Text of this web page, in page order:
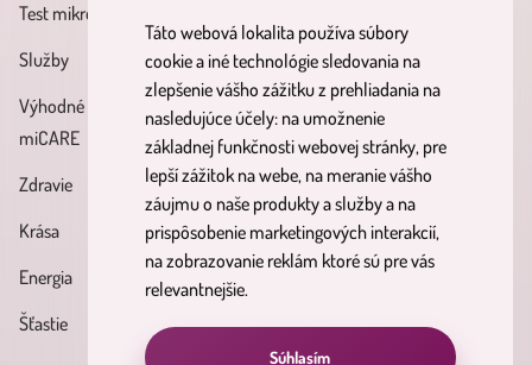
Táto webová lokalita používa súbory
cookie a iné technológie sledovania na
zlepšenie vášho zážitku z prehliadania na
nasledujúce účely: na umožnenie
základnej funkčnosti webovej stránky, pre
lepší zážitok na webe, na meranie vášho
záujmu o naše produkty a služby a na
prispôsobenie marketingových interakcií,
na zobrazovanie reklám ktoré sú pre vás
relevantnejšie.
Súhlasím
Test mikrobiómu
Služby
Výhodné balíky
miCARE
Zdravie
Krása
Energia
Šťastie
Zásady spracúvania osobných
údajov
Reklamačný poriadok
Poučenie o právach
dotknutých osôb
Formulár na odstúpenie od
zmluvy
Účinné látky
Partnerský
program